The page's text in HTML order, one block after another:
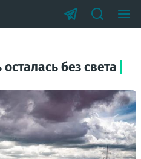
без света